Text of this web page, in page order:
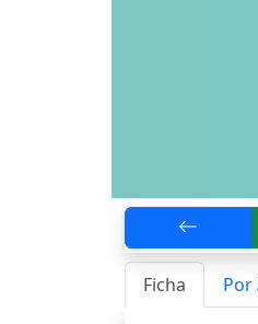
Ficha Por